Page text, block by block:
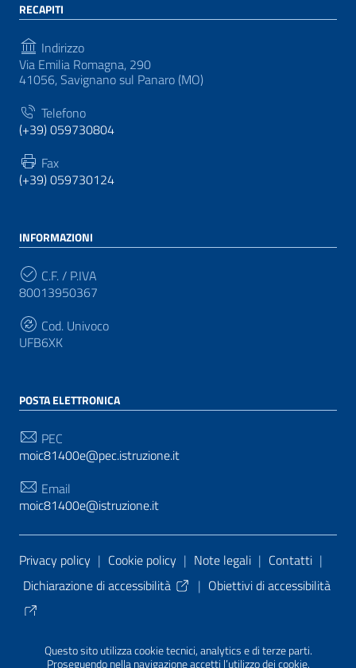
Questo sito utilizza cookie tecnici, analytics e di terze parti.
Proseguendo nella navigazione accetti l’utilizzo dei cookie.
RECAPITI
Indirizzo
Via Emilia Romagna, 290
41056, Savignano sul Panaro (MO)
Telefono
(+39) 059730804
Fax
(+39) 059730124
INFORMAZIONI
C.F. / P.IVA
80013950367
Cod. Univoco
UFB6XK
POSTA ELETTRONICA
PEC
moic81400e@pec.istruzione.it
Email
moic81400e@istruzione.it
Sezione Link Utili
Privacy policy | Cookie policy | Note legali | Contatti |
Dichiarazione di accessibilità
| Obiettivi di accessibilità
PA di AgID
| Realizzato con WordPress da